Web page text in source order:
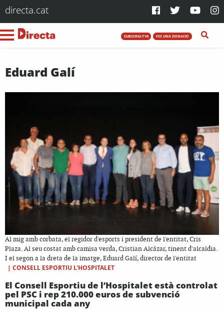
directa.cat
SUBSCRIU-T'HI FES UNA DONACIÓ
Eduard Galí
Al mig amb corbata, el regidor d'esports i president de l'entitat, Cris
Plaza. Al seu costat amb camisa verda, Cristian Alcázar, tinent d'alcaldia.
I el segon a la dreta de la imatge, Eduard Galí, director de l'entitat
| CONSELL ESPORTIU L'HOSPITALET
El Consell Esportiu de l’Hospitalet està controlat
pel PSC i rep 210.000 euros de subvenció
municipal cada any